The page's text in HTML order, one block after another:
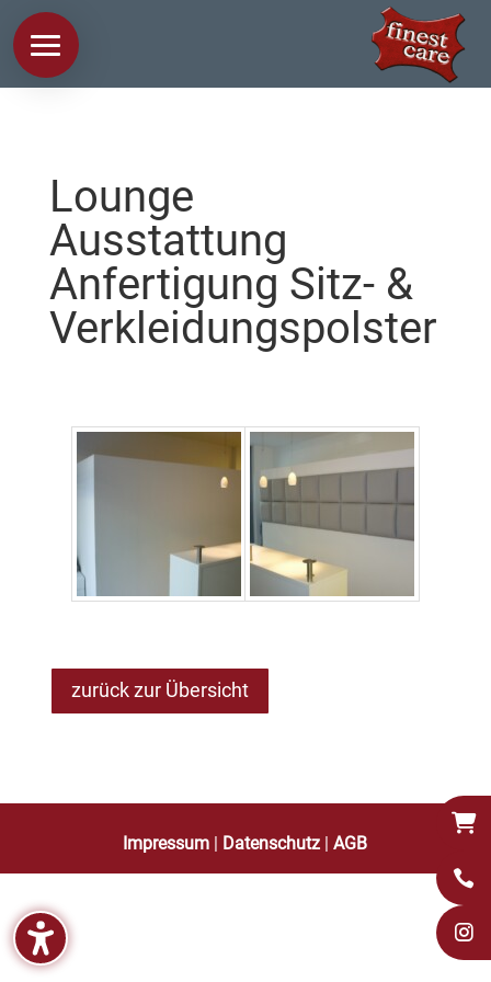
Lounge
Ausstattung
Anfertigung Sitz- &
Verkleidungspolster
zurück zur Übersicht
Impressum | Datenschutz |AGB